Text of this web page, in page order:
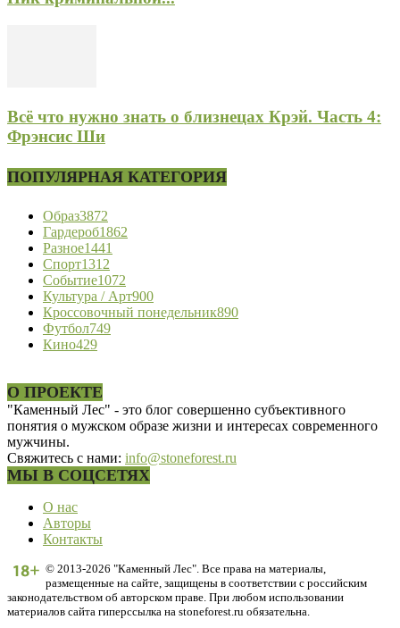
Всё что нужно знать о близнецах Крэй. Часть 4:
Фрэнсис Ши
ПОПУЛЯРНАЯ КАТЕГОРИЯ
Образ3872
Гардероб1862
Разное1441
Спорт1312
Событие1072
Культура / Арт900
Кроссовочный понедельник890
Футбол749
Кино429
О ПРОЕКТЕ
"Каменный Лес" - это блог совершенно субъективного
понятия о мужском образе жизни и интересах современного
мужчины.
Свяжитесь с нами: info@stoneforest.ru
МЫ В СОЦСЕТЯХ
О нас
Авторы
Контакты
© 2013-2026 "Каменный Лес". Все права на материалы,
размещенные на сайте, защищены в соответствии с российским
законодательством об авторском праве. При любом использовании
материалов сайта гиперссылка на stoneforest.ru обязательна.